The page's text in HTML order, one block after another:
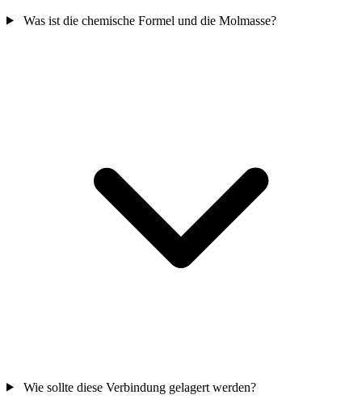
Was ist die chemische Formel und die Molmasse?
Wie sollte diese Verbindung gelagert werden?